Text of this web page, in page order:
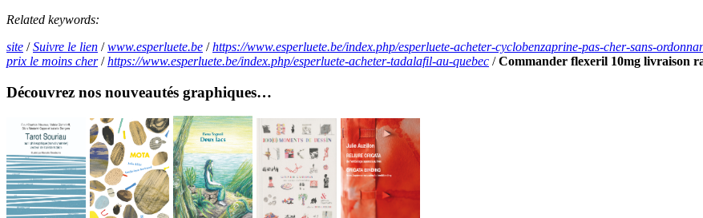
Related keywords:
site /Suivre le lien /www.esperluete.be /https://www.esperluete.be/index.php/esperluete-acheter-cyclobenzaprine-pas-cher-sans-
prix le moins cher/https://www.esperluete.be/index.php/esperluete-acheter-tadalafil-au-quebec /Commander flexeril 10mg livraison
Découvrez nos nouveautés graphiques…